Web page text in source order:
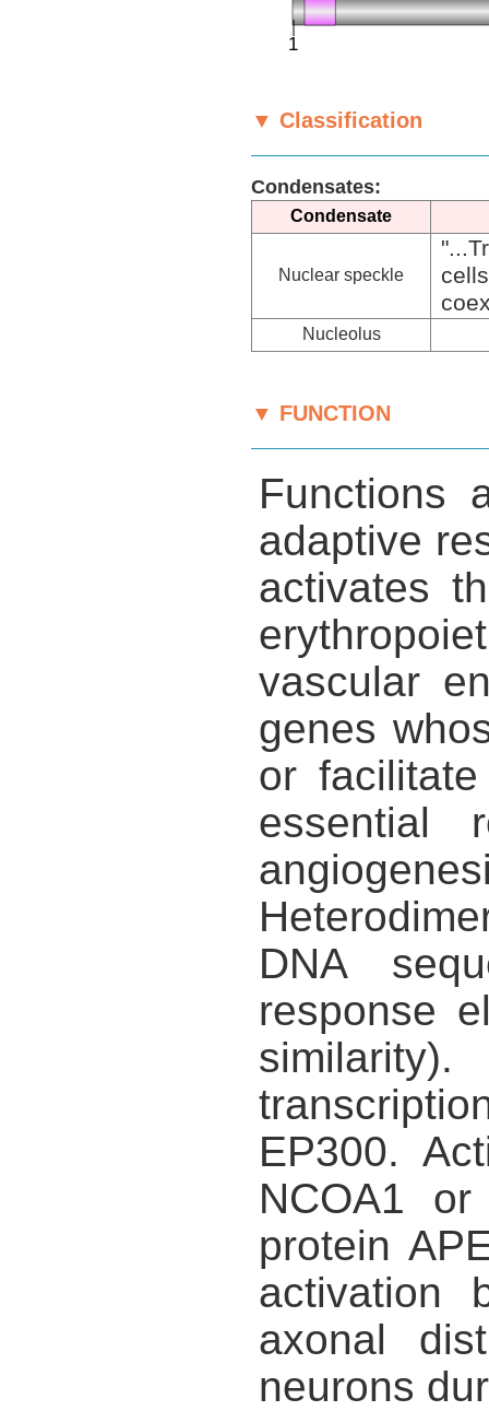
▼ Classification
Condensates:
Condensate
Nuclear speckle
Nucleolus
▼ FUNCTION
Functions
adaptive
activates
vascular
genes
or
essential
DNA
response
EP300.
NCOA1
protein
activation
axonal
neurons